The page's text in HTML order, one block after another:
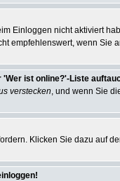
Einloggen nicht aktiviert
empfehlenswert, wenn Sie
'Wer ist online?'-Liste
verstecken, und wenn Sie
Klicken Sie dazu auf